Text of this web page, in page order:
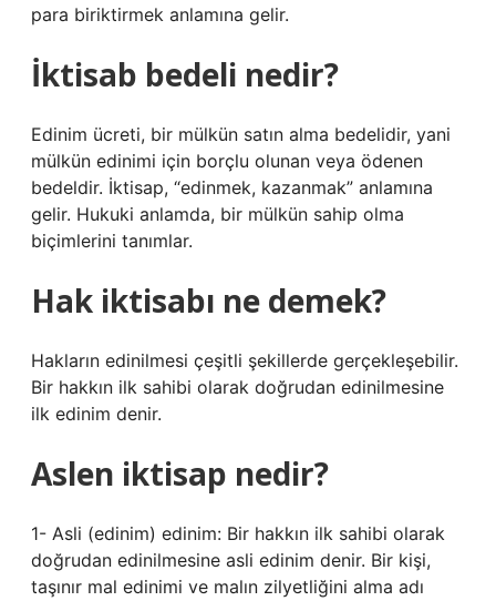
para biriktirmek anlamına gelir.
İktisab bedeli nedir?
Edinim ücreti, bir mülkün satın alma bedelidir, yani
mülkün edinimi için borçlu olunan veya ödenen
bedeldir. İktisap, “edinmek, kazanmak” anlamına
gelir. Hukuki anlamda, bir mülkün sahip olma
biçimlerini tanımlar.
Hak iktisabı ne demek?
Hakların edinilmesi çeşitli şekillerde gerçekleşebilir.
Bir hakkın ilk sahibi olarak doğrudan edinilmesine
ilk edinim denir.
Aslen iktisap nedir?
1- Asli (edinim) edinim: Bir hakkın ilk sahibi olarak
doğrudan edinilmesine asli edinim denir. Bir kişi,
taşınır mal edinimi ve malın zilyetliğini alma adı